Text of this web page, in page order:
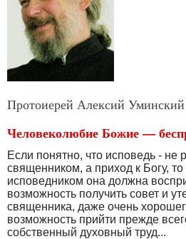
Протоиерей Алексий Уминский
Человеколюбие Божие —
Если понятно, что исповедь - не
священни­ком, а приход к Богу,
исповедником она долж­на
возможность получить совет и
священника, даже очень
возможность прийти прежде
собственный духовный труд...